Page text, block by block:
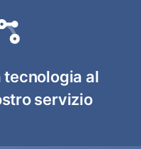
tecnologia al
servizio